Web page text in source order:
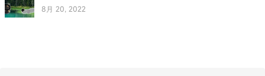
8月 20, 2022